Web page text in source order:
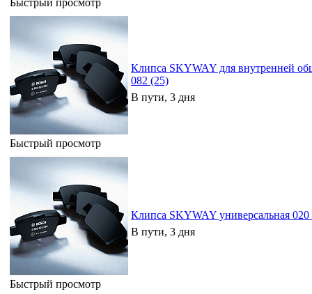
Быстрый просмотр
Быстрый просмотр
Клипса SKYWAY для внутренней
082 (25)
В пути, 3 дня
Быстрый просмотр
Клипса SKYWAY универсальная 020
В пути, 3 дня